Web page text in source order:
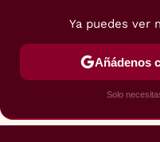
RESTAURANTES
Ya puedes ver
Añádenos
Solo